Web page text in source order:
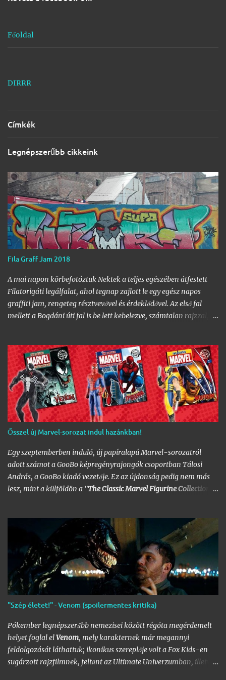
k
Főoldal
DIRRR
Címkék
Legnépszerűbb cikkeink
Fila Graff Jam 2018
A mai napon körbefotóztuk Nektek a teljes egészében átfestett
Filatorigáti legálfalat, ahol tegnap zajlott le egy egész napos
graffiti jam, rengeteg résztvevővel és érdeklődővel. Az első fal
mellett a Bogdáni úti fal is be lett kebelezve, számtalan rajzzal, és
graffiti jam rajzaival!
Ősszel új Marvel-sorozat indul hazánkban!
Egy szeptemberben induló, új papíralapú Marvel-sorozatról
adott számot a GooBo képregényrajongók csoportban Tálosi
András, a GooBo kiadó vezetője. Ez az újdonság pedig nem más
lesz, mint a külföldön a "The Classic Marvel Figurine Collection
"
életpályájáról, egy róla mintázott ólomfigurával együtt.
Hazánkban már volt hasonló kaliberű próbálkozás a DC
figurákkal, de az a kísérlet hamar kudarcba fulladt, és kaszálták
a sorozatot. A kiadó ezúttal is az Eaglemoss lesz, a megjelenésre
pedig már nem is kell olyan sokat várnunk, alig néhány hét
múlva már a polcunkon tudhatjuk az első darabot. Az eredeti
sorozat 200 számot élt meg, ami azért nem kevés figurát jelent;
lehet készíteni hozzá az üres polcokat, melyek átrendezése már
így is folyamatosan borsot tör a képregényrajongók orra alá,
hála a Nagy DC- ésMarvel-Képregénygyűjteményegyre
nagyobb helyet igénylő …
"Szép életet!" - Venom (spoilermentes kritika)
Pókember legnépszerűbb nemezisei között régóta megérdemelt
helyet foglal elVenom, mely karakternek már megannyi
feldolgozását láthattuk; ikonikus szereplője volt a Fox Kids-en
sugárzott rajzfilmnek, feltűnt az Ultimate Univerzumban, illetve